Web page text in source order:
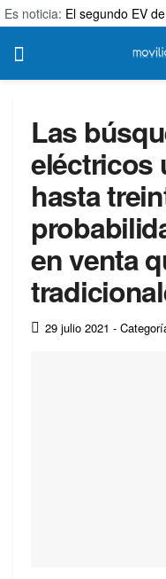
Es noticia: El segundo EV
Las
eléctricos
hasta
en venta
29 julio 2021 -